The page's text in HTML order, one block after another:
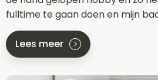
fulltime te gaan doen en mijn
Lees meer